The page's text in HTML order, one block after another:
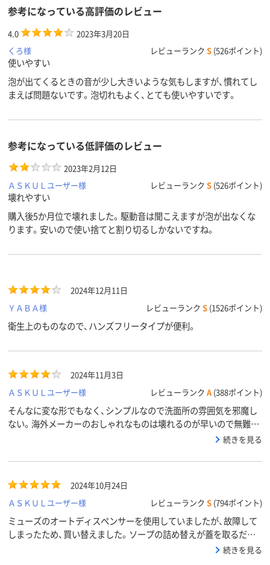
参考になっている高評価のレビュー
4.0
2023年3月20日
くろ様
レビューランク S (526ポイント)
使いやすい
泡が出てくるときの音が少し大きいような気もしますが、慣れてし
まえば問題ないです。泡切れもよく、とても使いやすいです。
参考になっている低評価のレビュー
2023年2月12日
ＡＳＫＵＬユーザー様
レビューランク S (526ポイント)
壊れやすい
購入後5か月位で壊れました。駆動音は聞こえますが泡が出なくな
ります。安いので使い捨てと割り切るしかないですね。
2024年12月11日
ＹＡＢＡ様
レビューランク S (1526ポイント)
衛生上のものなので、ハンズフリータイプが便利。
2024年11月3日
ＡＳＫＵＬユーザー様
レビューランク A (388ポイント)
そんなに変な形でもなく、シンプルなので洗面所の雰囲気を邪魔し
ない。海外メーカーのおしゃれなものは壊れるのが早いので無難な
続きを見る
2024年10月24日
ＡＳＫＵＬユーザー様
レビューランク S (794ポイント)
ミューズのオートディスペンサーを使用していましたが、故障して
しまったため、買い替えました。ソープの詰め替えが蓋を取るだけ
なので、簡単でいいです。口も大きく、詰め替えやすいです。ソープ
続きを見る